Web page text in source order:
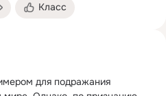
Класс
для подражания